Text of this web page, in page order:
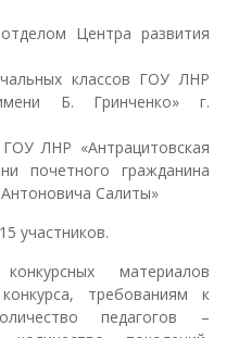
Центра развития
классов ГОУ ЛНР
Б. Гринченко» г.
ЛНР «Антрацитовская
почетного гражданина
Салиты»
участников.
материалов
требованиям к
педагогов –